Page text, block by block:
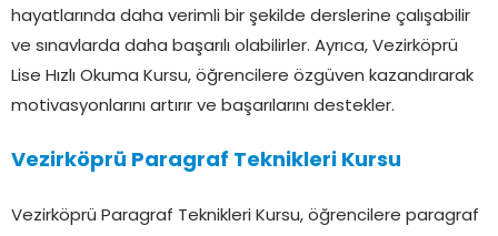
hayatlarında daha verimli bir şekilde derslerine çalışabilir
ve sınavlarda daha başarılı olabilirler. Ayrıca, Vezirköprü
Lise Hızlı Okuma Kursu, öğrencilere özgüven kazandırarak
motivasyonlarını artırır ve başarılarını destekler.
Vezirköprü Paragraf Teknikleri Kursu
Vezirköprü Paragraf Teknikleri Kursu, öğrencilere paragraf